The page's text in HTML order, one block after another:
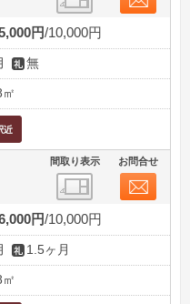
円 10,000円
無
間取り表示 お問合せ
円 10,000円
1.5ヶ月